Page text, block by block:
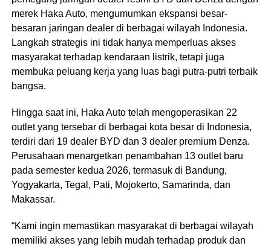
merek Haka Auto, mengumumkan ekspansi besar-
besaran jaringan dealer di berbagai wilayah Indonesia.
Langkah strategis ini tidak hanya memperluas akses
masyarakat terhadap kendaraan listrik, tetapi juga
membuka peluang kerja yang luas bagi putra-putri terbaik
bangsa.
Hingga saat ini, Haka Auto telah mengoperasikan 22
outlet yang tersebar di berbagai kota besar di Indonesia,
terdiri dari 19 dealer BYD dan 3 dealer premium Denza.
Perusahaan menargetkan penambahan 13 outlet baru
pada semester kedua 2026, termasuk di Bandung,
Yogyakarta, Tegal, Pati, Mojokerto, Samarinda, dan
Makassar.
“Kami ingin memastikan masyarakat di berbagai wilayah
memiliki akses yang lebih mudah terhadap produk dan